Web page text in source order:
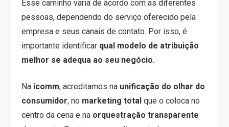
Esse caminho varia de acordo com as diferentes
pessoas, dependendo do serviço oferecido pela
empresa e seus canais de contato. Por isso, é
importante identificar qual modelo de atribuição
melhor se adequa ao seu negócio.
Na icomm, acreditamos na unificação do olhar do
consumidor, no marketing totalque o coloca no
centro da cena e na orquestração transparente